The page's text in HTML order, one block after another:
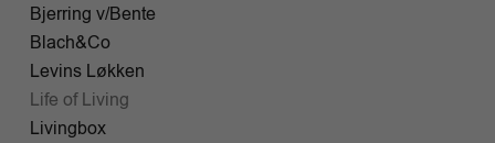
Bjerring v/Bente
Blach&Co
Levins Løkken
Life of Living
Livingbox